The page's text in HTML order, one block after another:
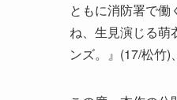
ともに消防署で働
ね、生見演じる萌
ンズ。』(17/松竹